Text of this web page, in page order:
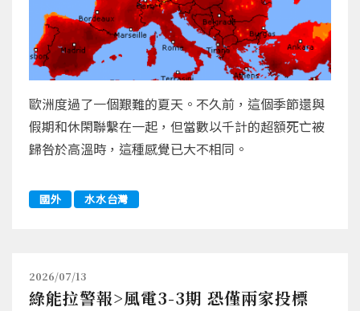
歐洲度過了一個艱難的夏天。不久前，這個季節還與
假期和休閑聯繫在一起，但當數以千計的超額死亡被
歸咎於高溫時，這種感覺已大不相同。
國外 水水台灣
2026/07/13
綠能拉警報>風電3-3期 恐僅兩家投標